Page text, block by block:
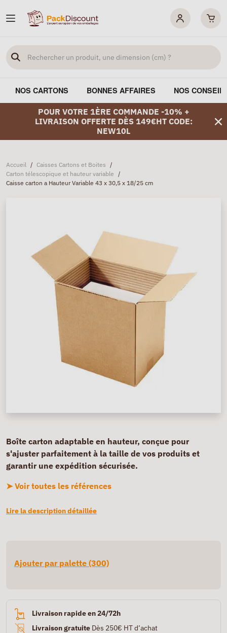
NOS CARTONS BONNES AFFAIRES NOS
POUR VOTRE 1ÈRE COMMANDE -10% +
LIVRAISON OFFERTE DÈS 149€HT CODE:
NEW10L
Accueil / Caisses Cartons et Boites /
Carton télescopique et hauteur variable /
Caisse carton a Hauteur Variable 43 x 30,5 x 18/25 cm
Boîte carton adaptable en hauteur, conçue pour
s'ajuster parfaitement à la taille de vos produits et
garantir une expédition sécurisée.
➤ Voir toutes les références
Lire la description détaillée
Ajouter par palette (300)
Livraison rapide en 24/72h
Livraison gratuite Dès 250€ HT d’achat